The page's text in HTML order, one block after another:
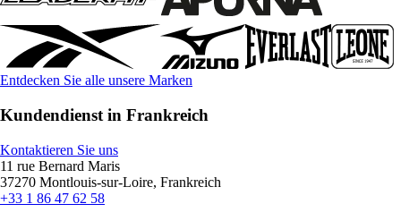
Entdecken Sie alle unsere Marken
Kundendienst in Frankreich
Kontaktieren Sie uns
11 rue Bernard Maris
37270 Montlouis-sur-Loire, Frankreich
+33 1 86 47 62 58